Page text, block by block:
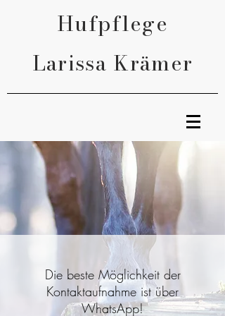
Hufpflege
Larissa Krämer
Die beste Möglichkeit der
Kontaktaufnahme ist über
WhatsApp!